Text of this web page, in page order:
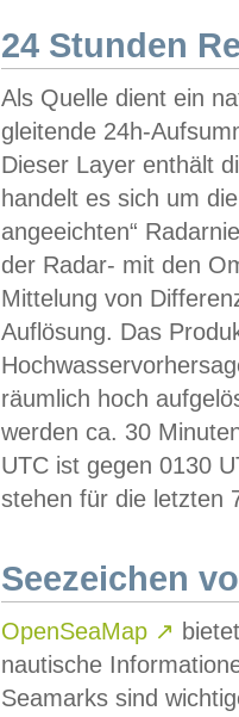
24 Stunden
Als Quelle dient ein
gleitende 24h-
Dieser Layer enthält
handelt es sich um
angeeichten“
der Radar- mit den
Mittelung von
Auflösung. Das
räumlich hoch
werden ca. 30
UTC ist gegen 0130
stehen für die letzten
Seezeichen
OpenSeaMap ↗
nautische
Seamarks sind